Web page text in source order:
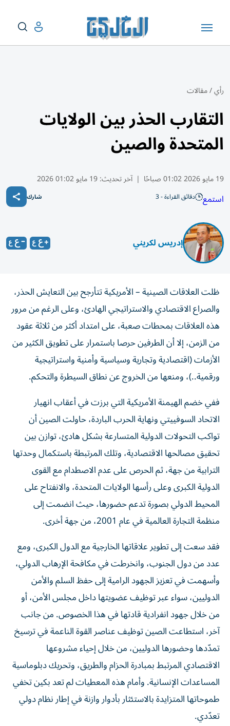
رأي/مقالات
التقارب الحذر بين الولايات
المتحدة والصين
19 مايو 2026 01:02 صباحًا | آخر تحديث:19 مايو 01:02 2026
استمع دقائق القراءة - 3 شارك
إدريس لكريني
ظلت العلاقات الصينية – الأمريكية تتأرجح بين التعايش الحذر،
والصراع الاقتصادي والاستراتيجي الهادئ، وعلى الرغم من مرور
هذه العلاقات بمحطات صعبة، على امتداد أكثر من ثلاثة عقود
من الزمن، إلا أن الطرفين حرصا باستمرار على تطويق الكثير من
الأزمات (اقتصادية وتجارية وسياسية وأمنية واستراتيجية
ورقمية..)، ومنعها من الخروج عن نطاق السيطرة والتحكم.
ففي خضم الهيمنة الأمريكية التي برزت في أعقاب انهيار
الاتحاد السوفييتي ونهاية الحرب الباردة، حاولت الصين أن
تواكب التحولات الدولية المتسارعة بشكل هادئ، توازن بين
تحقيق مصالحها الاقتصادية، وتلك المرتبطة باستكمال وحدتها
الترابية من جهة، ثم الحرص على عدم الاصطدام مع القوى
الدولية الكبرى وعلى رأسها الولايات المتحدة، والانفتاح على
المحيط الدولي بصورة تدعم حضورها، حيث انضمت إلى
منظمة التجارة العالمية في عام 2001، من جهة أخرى.
فقد سعت إلى تطوير علاقاتها الخارجية مع الدول الكبرى، ومع
عدد من دول الجنوب، وانخرطت في مكافحة الإرهاب الدولي،
وأسهمت في تعزيز الجهود الرامية إلى حفظ السلم والأمن
الدوليين، سواء عبر توظيف عضويتها داخل مجلس الأمن، أو
من خلال جهود انفرادية قادتها في هذا الخصوص. من جانب
آخر، استطاعت الصين توظيف عناصر القوة الناعمة في ترسيخ
تمدّدها وحضورها الدوليين، من خلال إحياء مشروعها
الاقتصادي المرتبط بمبادرة الحزام والطريق، وتحريك دبلوماسية
المساعدات الإنسانية. وأمام هذه المعطيات لم تعد بكين تخفي
طموحاتها المتزايدة بالاستئثار بأدوار وازنة في إطار نظام دولي
تعدّدي.